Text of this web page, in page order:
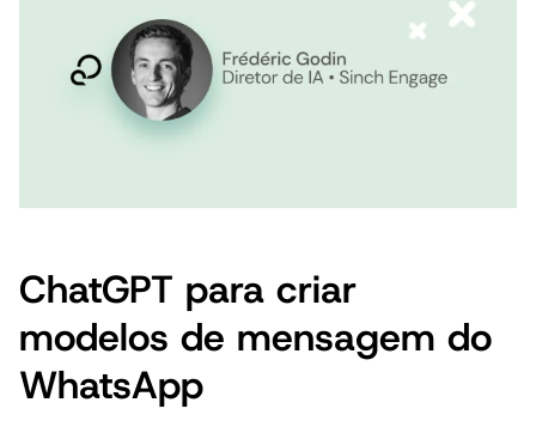
ChatGPT para criar
modelos de mensagem do
WhatsApp